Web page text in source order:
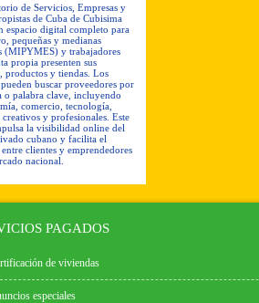
de Servicios, Empresas y
de Cuba de Cubisima
espacio digital completo para
pequeñas y medianas
(MIPYMES) y trabajadores
propia presenten sus
productos y tiendas. Los
buscar proveedores por
o palabra clave, incluyendo
comercio, tecnología,
creativos y profesionales. Este
la visibilidad online del
cubano y facilita el
clientes y emprendedores
nacional.
PAGADOS
de viviendas
especiales